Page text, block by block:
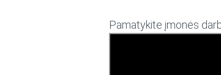
Pamatykite įmonės